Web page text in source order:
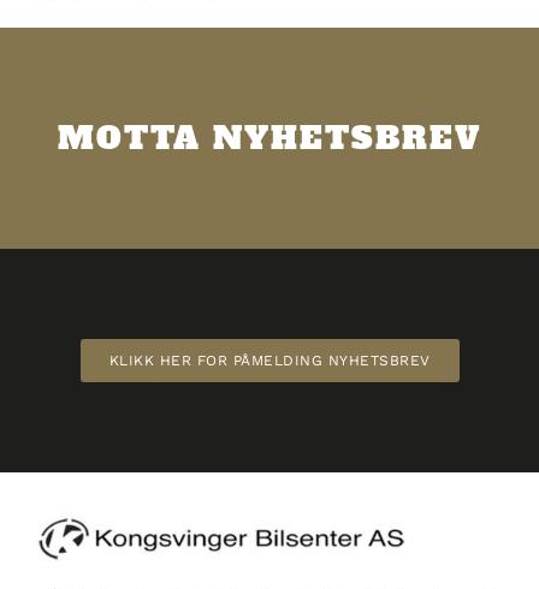
MOTTA NYHETSBREV
KLIKK HER FOR PÅMELDING NYHETSBREV